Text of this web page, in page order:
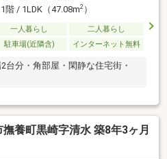
1階 / 1LDK（47.08m2）
一人暮らし
二人暮らし
駐車場(近隣含) インターネット無料
台分・角部屋・閑静な住宅街・
養町黒崎字清水 築8年3ヶ月